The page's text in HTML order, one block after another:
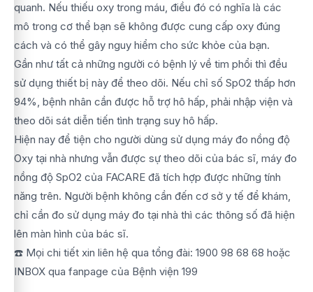
quanh. Nếu thiếu oxy trong máu, điều đó có nghĩa là các
mô trong cơ thể bạn sẽ không được cung cấp oxy đúng
cách và có thể gây nguy hiểm cho sức khỏe của bạn.
Gần như tất cả những người có bệnh lý về tim phổi thì đều
sử dụng thiết bị này để theo dõi. Nếu chỉ số SpO2 thấp hơn
94%, bệnh nhân cần được hỗ trợ hô hấp, phải nhập viện và
theo dõi sát diễn tiến tình trạng suy hô hấp.
Hiện nay để tiện cho người dùng sử dụng máy đo nồng độ
Oxy tại nhà nhưng vẫn được sự theo dõi của bác sĩ, máy đo
nồng độ SpO2 của FACARE đã tích hợp được những tính
năng trên. Người bệnh không cần đến cơ sở y tế để khám,
chỉ cần đo sử dụng máy đo tại nhà thì các thông số đã hiện
lên màn hình của bác sĩ.
☎️ Mọi chi tiết xin liên hệ qua tổng đài: 1900 98 68 68 hoặc
INBOX qua fanpage của Bệnh viện 199